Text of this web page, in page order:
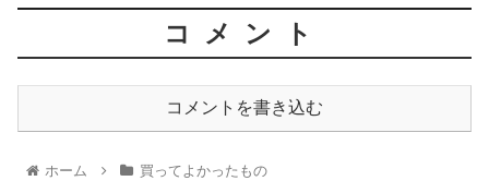
コメント
コメントを書き込む
ホーム 買ってよかったもの